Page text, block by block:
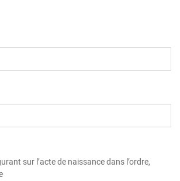
sur l’acte de naissance dans l’ordre,